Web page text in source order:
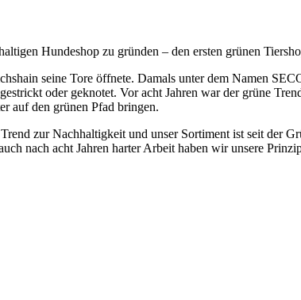
Hundeshop zu gründen – den ersten grünen
seine Tore öffnete. Damals unter dem Namen
oder geknotet. Vor acht Jahren war der grüne
auf den grünen Pfad bringen.
zur Nachhaltigkeit und unser Sortiment ist seit der
nach acht Jahren harter Arbeit haben wir unsere